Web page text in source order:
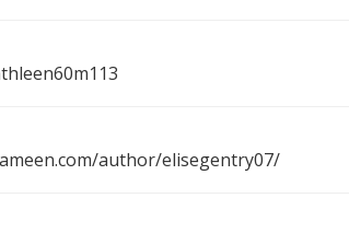
author/elisegentry07/